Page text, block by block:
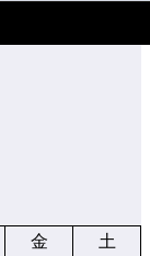
金
土